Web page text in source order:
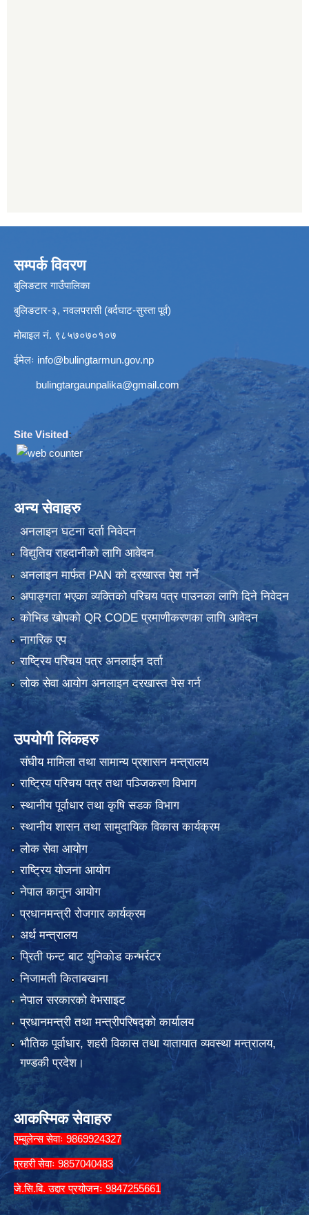
सम्पर्क विवरण
बुलिङटार गाउँपालिका
बुलिङटार-३, नवलपरासी (बर्दघाट-सुस्ता पूर्व)
मोबाइल नं. ९८५७०७०१०७
ईमेलः info@bulingtarmun.gov.np
bulingtargaunpalika@gmail.com
Site Visited:
अन्य सेवाहरु
अनलाइन घटना दर्ता निवेदन
विद्युतिय राहदानीको लागि आवेदन
अनलाइन मार्फत PAN को दरखास्त पेश गर्ने
अपाङ्गता भएका व्यक्तिको परिचय पत्र पाउनका लागि दिने निवेदन
कोभिड खोपको QR CODE प्रमाणीकरणका लागि आवेदन
नागरिक एप
राष्ट्रिय परिचय पत्र अनलाईन दर्ता
लोक सेवा आयोग अनलाइन दरखास्त पेस गर्न
उपयोगी लिंकहरु
संघीय मामिला तथा सामान्य प्रशासन मन्त्रालय
राष्ट्रिय परिचय पत्र तथा पञ्जिकरण विभाग
स्थानीय पूर्वाधार तथा कृषि सडक विभाग
स्थानीय शासन तथा सामुदायिक विकास कार्यक्रम
लोक सेवा आयोग
राष्ट्रिय योजना आयोग
नेपाल कानुन आयोग
प्रधानमन्त्री रोजगार कार्यक्रम
अर्थ मन्त्रालय
प्रिती फन्ट बाट युनिकोड कन्भर्रटर
निजामती किताबखाना
नेपाल सरकारको वेभसाइट
प्रधानमन्त्री तथा मन्त्रीपरिषद्को कार्यालय
भौतिक पूर्वाधार, शहरी विकास तथा यातायात व्यवस्था मन्त्रालय,
गण्डकी प्रदेश।
आकस्मिक सेवाहरु
एम्बुलेन्स सेवाः 9869924327
प्रहरी सेवाः 9857040483
जे.सि.बि. उद्दार प्रयोजनः 9847255661